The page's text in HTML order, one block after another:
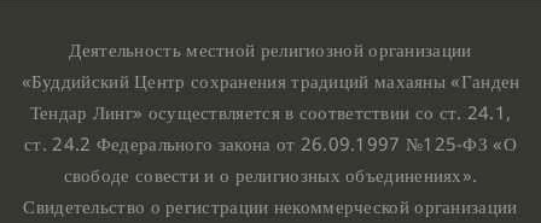
Деятельность местной религиозной организации
«Буддийский Центр сохранения традиций махаяны «Ганден
Тендар Линг» осуществляется в соответствии со ст. 24.1,
ст. 24.2 Федерального закона от 26.09.1997 №125-ФЗ «О
свободе совести и о религиозных объединениях».
Свидетельство о регистрации некоммерческой организации